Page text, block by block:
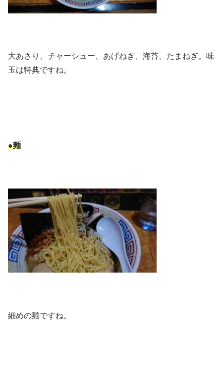
大あさり、チャーシュー、あげねぎ、海苔、たまねぎ。味
玉は特典ですね。
●麺
細めの麺ですね。